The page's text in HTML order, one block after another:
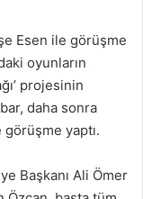
Esen ile görüşme
oyunların
projesinin
daha sonra
yaptı.
Başkanı Ali Ömer